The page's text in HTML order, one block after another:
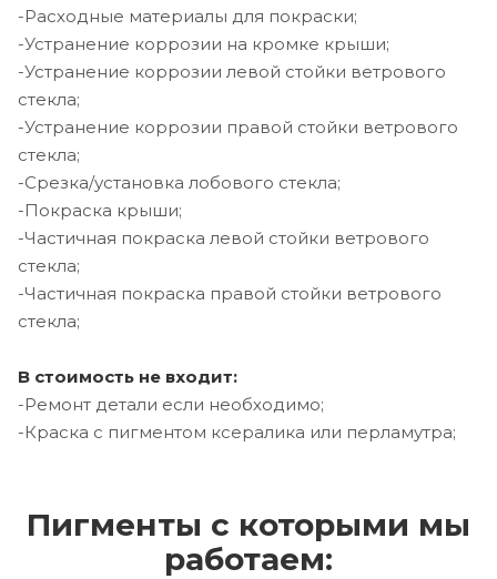
-Расходные материалы для покраски;
-Устранение коррозии на кромке крыши;
-Устранение коррозии левой стойки ветрового
стекла;
-Устранение коррозии правой стойки ветрового
стекла;
-Срезка/установка лобового стекла;
-Покраска крыши;
-Частичная покраска левой стойки ветрового
стекла;
-Частичная покраска правой стойки ветрового
стекла;
В стоимость не входит:
-Ремонт детали если необходимо;
-Краска с пигментом ксералика или перламутра;
Пигменты с которыми мы
работаем: